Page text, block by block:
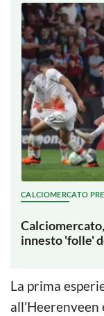
CALCIOMERCATO
innesto 'folle'
La prima